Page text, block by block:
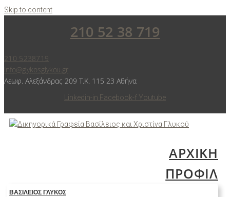
Skip to content
210 52 38 719
210 5238719
info@glykosglykou.gr
Λεωφ. Αλεξάνδρας 209 Τ.Κ. 115 23 Αθήνα
Linkedin-in Facebook-f Youtube
ΑΡΧΙΚΗ
ΠΡΟΦΙΛ
ΒΑΣΊΛΕΙΟΣ ΓΛΥΚΌΣ